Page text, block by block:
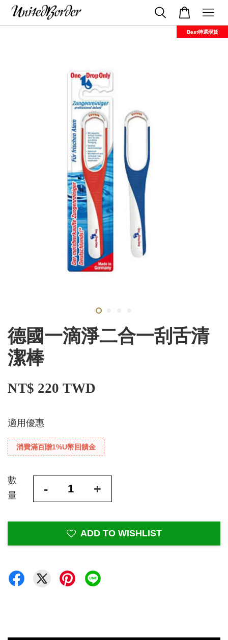
Best特選現貨
德國一滴淨二合一刮舌清
潔棒
NT$ 220 TWD
適用優惠
消費滿百贈1%U幣回饋金
數
量
- +
ADD TO WISHLIST